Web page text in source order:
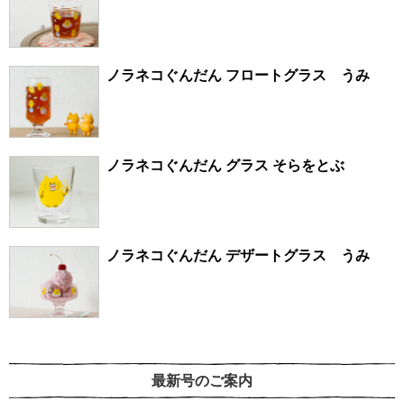
ノラネコぐんだん フロートグラス うみ
ノラネコぐんだん グラス そらをとぶ
ノラネコぐんだん デザートグラス うみ
最新号のご案内